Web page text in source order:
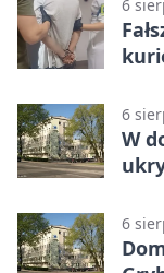
6
6
W
6